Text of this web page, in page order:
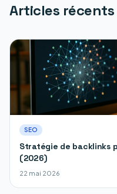
Articles récents
SEO
Stratégie de backlinks
(2026)
22 mai 2026